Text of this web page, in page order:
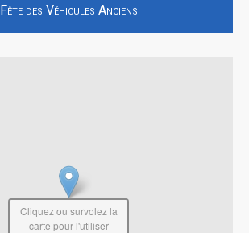
Fête des Véhicules Anciens
Cliquez ou survolez la
carte pour l'utiliser